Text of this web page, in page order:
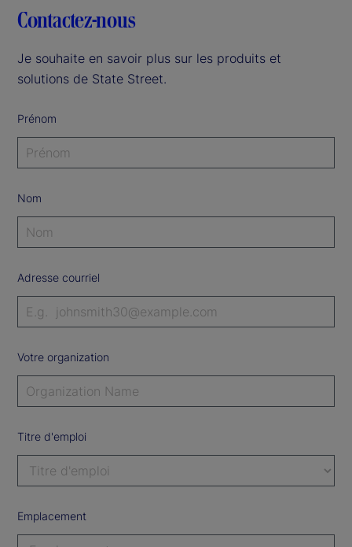
Contactez-nous
Je souhaite en savoir plus sur les produits et
solutions de State Street.
Prénom
Nom
Adresse courriel
Votre organization
Titre d'emploi
Emplacement